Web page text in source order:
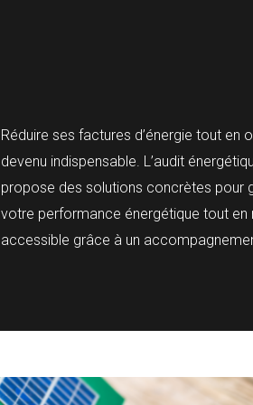
Réduire ses factures d’énergie tout en
devenu indispensable. L’audit
propose des solutions concrètes pour
votre performance énergétique tout en
accessible grâce à un